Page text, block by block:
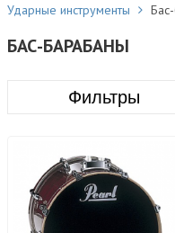
Ударные инструменты
БАС-БАРАБАНЫ
Фильтры